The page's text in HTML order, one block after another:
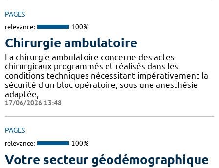
PAGES
relevance: 100%
Chirurgie ambulatoire
La chirurgie ambulatoire concerne des actes
chirurgicaux programmés et réalisés dans les
conditions techniques nécessitant impérativement la
sécurité d'un bloc opératoire, sous une anesthésie
adaptée,
17/06/2026 13:48
PAGES
relevance: 100%
Votre secteur géodémographique